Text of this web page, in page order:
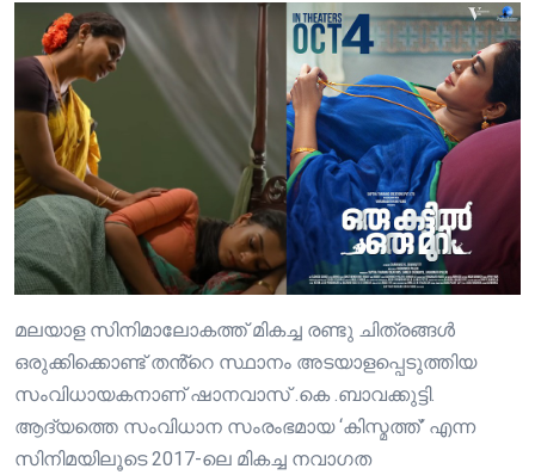
മലയാള സിനിമാലോകത്ത് മികച്ച രണ്ടു ചിത്രങ്ങൾ
ഒരുക്കിക്കൊണ്ട് തൻ്റെ സ്ഥാനം അടയാളപ്പെടുത്തിയ
സംവിധായകനാണ് ഷാനവാസ് .കെ .ബാവക്കുട്ടി.
ആദ്യത്തെ സംവിധാന സംരംഭമായ ‘കിസ്മത്ത്’ എന്ന
സിനിമയിലൂടെ 2017-ലെ മികച്ച നവാഗത